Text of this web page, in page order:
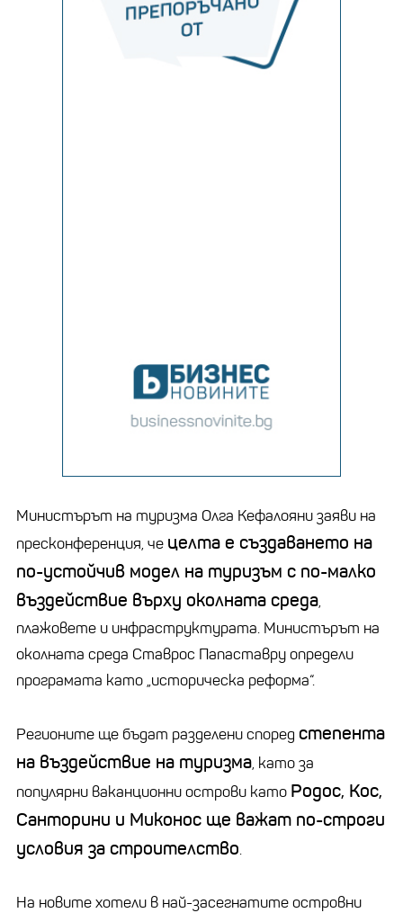
Министърът на туризма Олга Кефалояни заяви на
пресконференция, че целта е създаването на
по-устойчив модел на туризъм с по-малко
въздействие върху околната среда,
плажовете и инфраструктурата. Министърът на
околната среда Ставрос Папаставру определи
програмата като „историческа реформа“.
Регионите ще бъдат разделени според степента
на въздействие на туризма, като за
популярни ваканционни острови като Родос, Кос,
Санторини и Миконос ще важат по-строги
условия за строителство.
На новите хотели в най-засегнатите островни